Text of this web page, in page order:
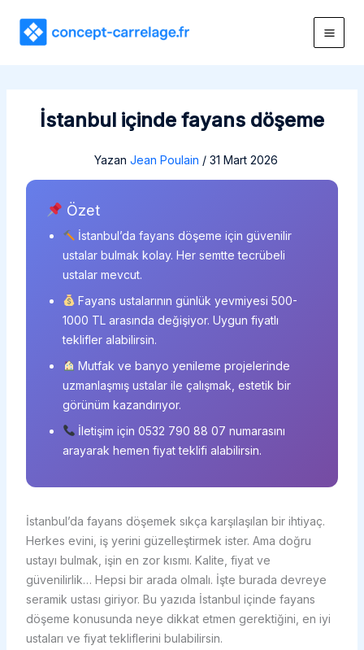
İstanbul içinde fayans döşeme
Yazan Jean Poulain / 31 Mart 2026
Özet
İstanbul’da fayans döşeme için güvenilir
ustalar bulmak kolay. Her semtte tecrübeli
ustalar mevcut.
Fayans ustalarının günlük yevmiyesi 500-
1000 TL arasında değişiyor. Uygun fiyatlı
teklifler alabilirsin.
Mutfak ve banyo yenileme projelerinde
uzmanlaşmış ustalar ile çalışmak, estetik bir
görünüm kazandırıyor.
İletişim için 0532 790 88 07 numarasını
arayarak hemen fiyat teklifi alabilirsin.
İstanbul’da fayans döşemek sıkça karşılaşılan bir ihtiyaç.
Herkes evini, iş yerini güzelleştirmek ister. Ama doğru
ustayı bulmak, işin en zor kısmı. Kalite, fiyat ve
güvenilirlik… Hepsi bir arada olmalı. İşte burada devreye
seramik ustası giriyor. Bu yazıda İstanbul içinde fayans
döşeme konusunda neye dikkat etmen gerektiğini, en iyi
ustaları ve fiyat tekliflerini bulabilirsin.